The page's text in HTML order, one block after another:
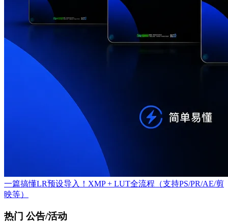
一篇搞懂LR预设导入！XMP + LUT全流程（支持PS/PR/AE/剪
映等）
热门 公告/活动